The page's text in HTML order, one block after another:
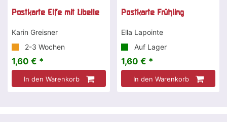
Postkarte Elfe mit Libelle
Karin Greisner
2-3 Wochen
1,60 € *
In den Warenkorb
Postkarte Frühling
Ella Lapointe
Auf Lager
1,60 € *
In den Warenkorb